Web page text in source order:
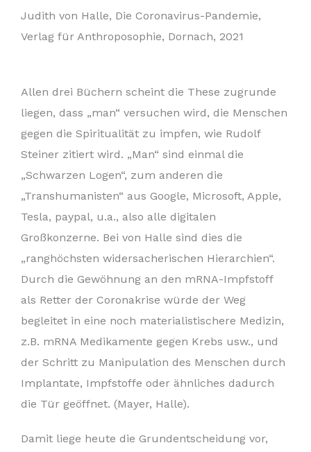
Judith von Halle, Die Coronavirus-Pandemie,
Verlag für Anthroposophie, Dornach, 2021
Allen drei Büchern scheint die These zugrunde
liegen, dass „man“ versuchen wird, die Menschen
gegen die Spiritualität zu impfen, wie Rudolf
Steiner zitiert wird. „Man“ sind einmal die
„Schwarzen Logen“, zum anderen die
„Transhumanisten“ aus Google, Microsoft, Apple,
Tesla, paypal, u.a., also alle digitalen
Großkonzerne. Bei von Halle sind dies die
„ranghöchsten widersacherischen Hierarchien“.
Durch die Gewöhnung an den mRNA-Impfstoff
als Retter der Coronakrise würde der Weg
begleitet in eine noch materialistischere Medizin,
z.B. mRNA Medikamente gegen Krebs usw., und
der Schritt zu Manipulation des Menschen durch
Implantate, Impfstoffe oder ähnliches dadurch
die Tür geöffnet. (Mayer, Halle).
Damit liege heute die Grundentscheidung vor,